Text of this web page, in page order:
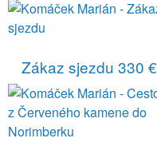
Zákaz sjezdu 330 €